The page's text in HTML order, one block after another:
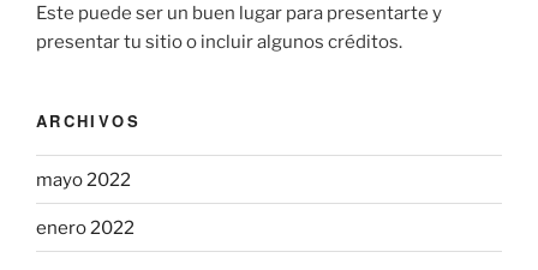
Este puede ser un buen lugar para presentarte y
presentar tu sitio o incluir algunos créditos.
ARCHIVOS
mayo 2022
enero 2022